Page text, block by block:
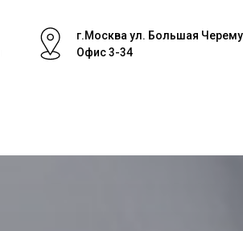
г.Москва ул. Большая
Офис 3-34